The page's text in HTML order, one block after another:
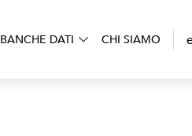
BANCHE DATI CHI SIAMO